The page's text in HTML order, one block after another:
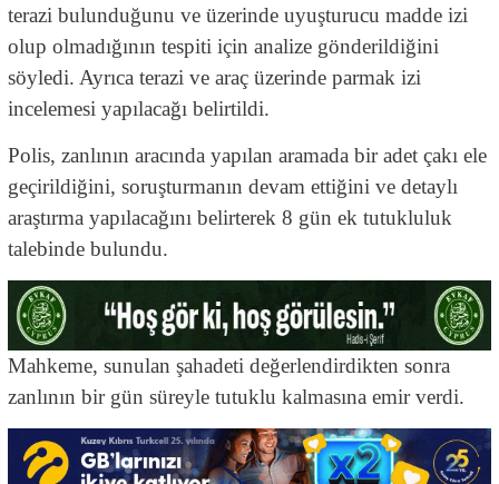
terazi bulunduğunu ve üzerinde uyuşturucu madde izi
olup olmadığının tespiti için analize gönderildiğini
söyledi. Ayrıca terazi ve araç üzerinde parmak izi
incelemesi yapılacağı belirtildi.
Polis, zanlının aracında yapılan aramada bir adet çakı ele
geçirildiğini, soruşturmanın devam ettiğini ve detaylı
araştırma yapılacağını belirterek 8 gün ek tutukluluk
talebinde bulundu.
Mahkeme, sunulan şahadeti değerlendirdikten sonra
zanlının bir gün süreyle tutuklu kalmasına emir verdi.